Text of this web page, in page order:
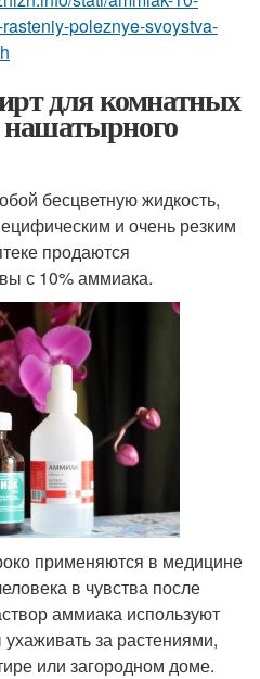
poleznye-svoystva-
для комнатных
нашатырного
бесцветную жидкость,
и очень резким
продаются
с 10% аммиака.
применяются в медицине
в чувства после
аммиака используют
за растениями,
или загородном доме.